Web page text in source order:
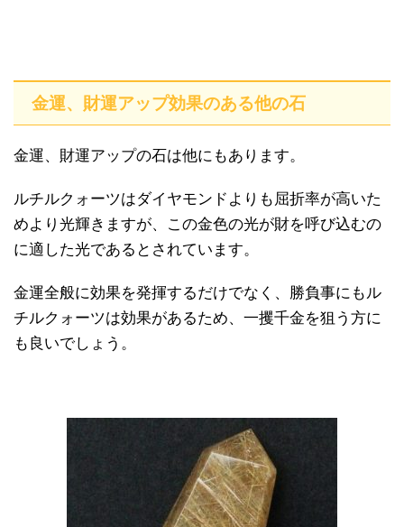
金運、財運アップ効果のある他の石
金運、財運アップの石は他にもあります。
ルチルクォーツはダイヤモンドよりも屈折率が高いた
めより光輝きますが、この金色の光が財を呼び込むの
に適した光であるとされています。
金運全般に効果を発揮するだけでなく、勝負事にもル
チルクォーツは効果があるため、一攫千金を狙う方に
も良いでしょう。